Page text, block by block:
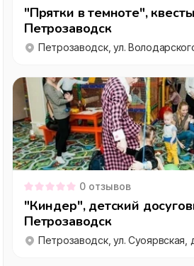
"Прятки в темноте",
Петрозаводск
Петрозаводск, ул.
0 отзывов
"Киндер", детский
Петрозаводск
Петрозаводск, ул. Суоярвская,